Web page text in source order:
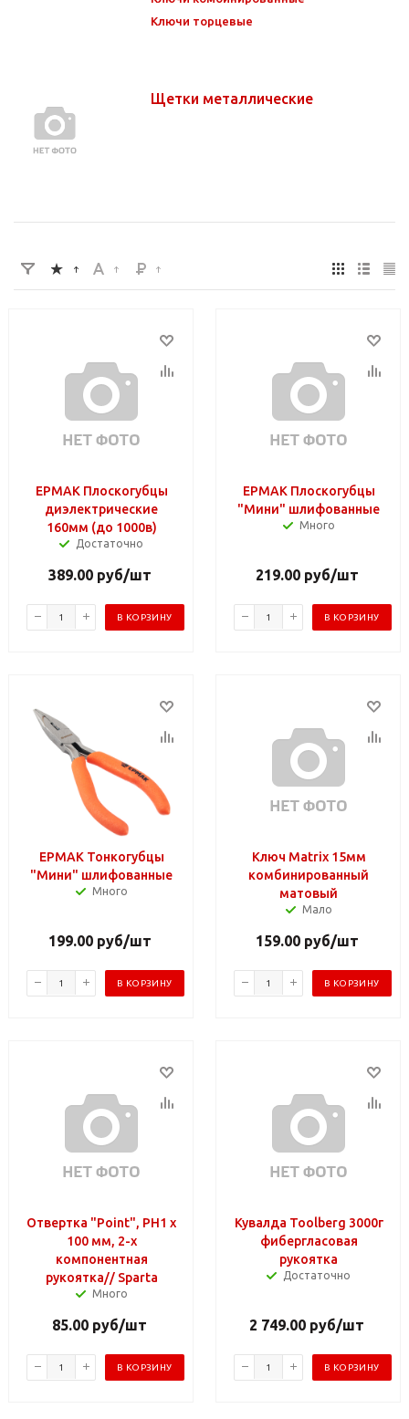
Ключи торцевые
Щетки металлические
ЕРМАК Плоскогубцы
диэлектрические
160мм (до 1000в)
Достаточно
389.00руб/шт
В КОРЗИНУ
ЕРМАК Плоскогубцы
"Мини" шлифованные
Много
219.00руб/шт
В КОРЗИНУ
ЕРМАК Тонкогубцы
"Мини" шлифованные
Много
199.00руб/шт
В КОРЗИНУ
Ключ Matrix 15мм
комбинированный
матовый
Мало
159.00руб/шт
В КОРЗИНУ
Отвертка "Point", PH1 х
100 мм, 2-х
компонентная
рукоятка// Sparta
Много
85.00 руб/шт
В КОРЗИНУ
Кувалда Toolberg 3000г
фибергласовая
рукоятка
Достаточно
2 749.00 руб/шт
В КОРЗИНУ